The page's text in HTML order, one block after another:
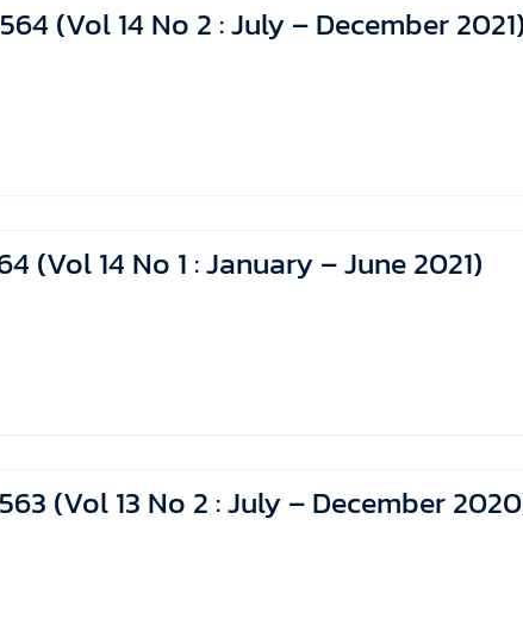
(Vol 14 No 2 : July – December 2021)
(Vol 14 No 1 : January – June 2021)
(Vol 13 No 2 : July – December